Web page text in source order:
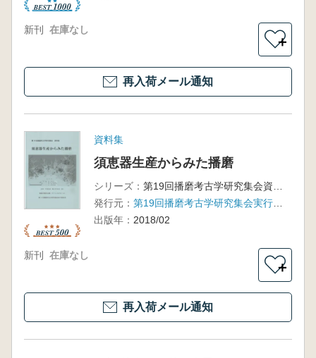
新刊 在庫なし
＋
再入荷メール通知
資料集
須恵器生産からみた播磨
シリーズ：
発行元：
第19回播磨考古学研究集会実行委員会
出版年： 2018/02
新刊 在庫なし
＋
再入荷メール通知